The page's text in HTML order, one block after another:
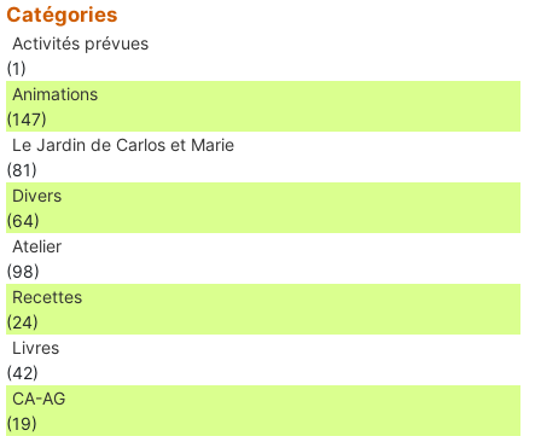
Catégories
Activités prévues
(1)
Animations
(147)
Le Jardin de Carlos et Marie
(81)
Divers
(64)
Atelier
(98)
Recettes
(24)
Livres
(42)
CA-AG
(19)